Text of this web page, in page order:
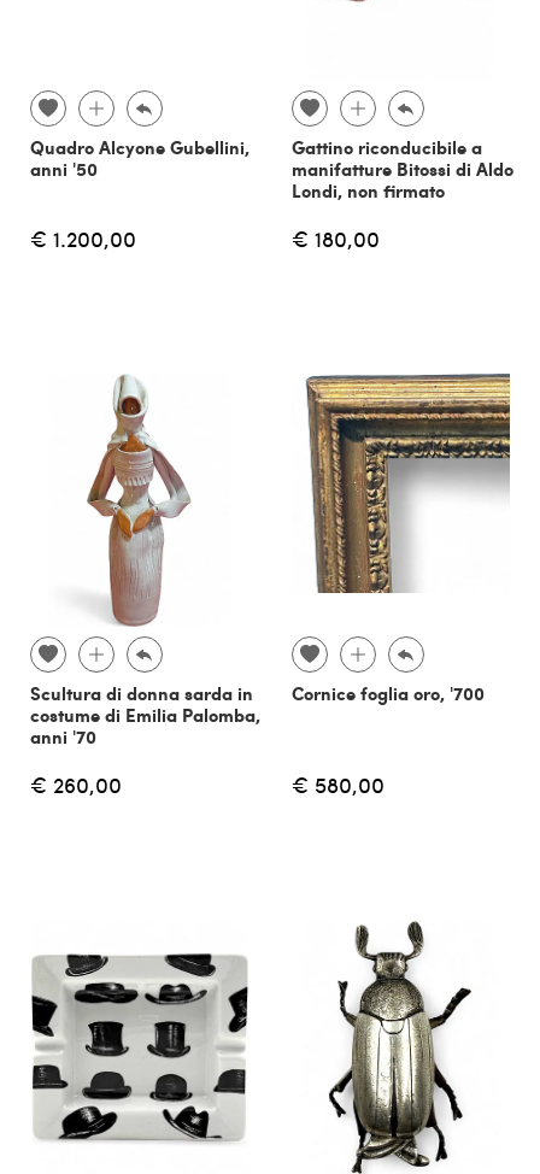
Quadro Alcyone Gubellini,
anni '50
€ 1.200,00
Gattino riconducibile a
manifatture Bitossi di Aldo
Londi, non firmato
€ 180,00
Scultura di donna sarda in
costume di Emilia Palomba,
anni '70
€ 260,00
Cornice foglia oro, '700
€ 580,00